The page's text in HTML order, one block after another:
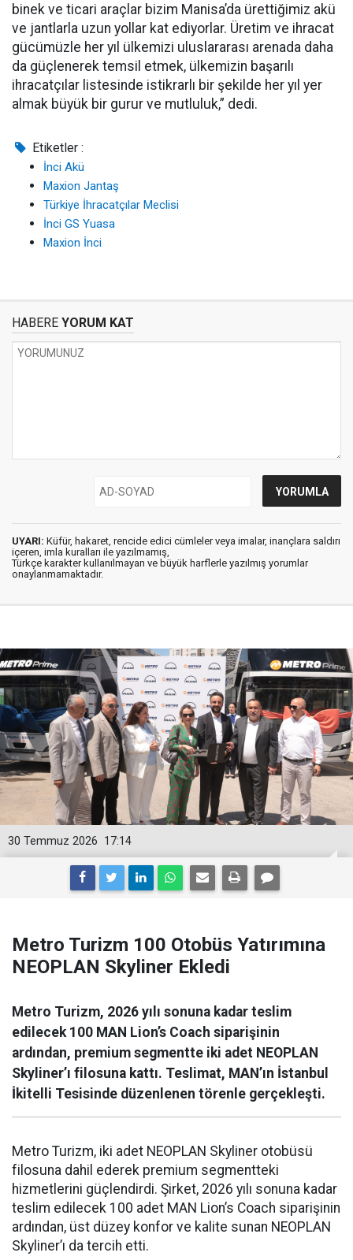
binek ve ticari araçlar bizim Manisa’da ürettiğimiz akü
ve jantlarla uzun yollar kat ediyorlar. Üretim ve ihracat
gücümüzle her yıl ülkemizi uluslararası arenada daha
da güçlenerek temsil etmek, ülkemizin başarılı
ihracatçılar listesinde istikrarlı bir şekilde her yıl yer
almak büyük bir gurur ve mutluluk,” dedi.
Etiketler :
İnci Akü
Maxion Jantaş
Türkiye İhracatçılar Meclisi
İnci GS Yuasa
Maxion İnci
HABERE YORUM KAT
UYARI: Küfür, hakaret, rencide edici cümleler veya imalar, inançlara saldırı
içeren, imla kuralları ile yazılmamış,
Türkçe karakter kullanılmayan ve büyük harflerle yazılmış yorumlar
onaylanmamaktadır.
17:14
30 Temmuz 2026
Metro Turizm 100 Otobüs Yatırımına
NEOPLAN Skyliner Ekledi
Metro Turizm, 2026 yılı sonuna kadar teslim
edilecek 100 MAN Lion’s Coach siparişinin
ardından, premium segmentte iki adet NEOPLAN
Skyliner’ı filosuna kattı. Teslimat, MAN’ın İstanbul
İkitelli Tesisinde düzenlenen törenle gerçekleşti.
Metro Turizm, iki adet NEOPLAN Skyliner otobüsü
filosuna dahil ederek premium segmentteki
hizmetlerini güçlendirdi. Şirket, 2026 yılı sonuna kadar
teslim edilecek 100 adet MAN Lion’s Coach siparişinin
ardından, üst düzey konfor ve kalite sunan NEOPLAN
Skyliner’ı da tercih etti.